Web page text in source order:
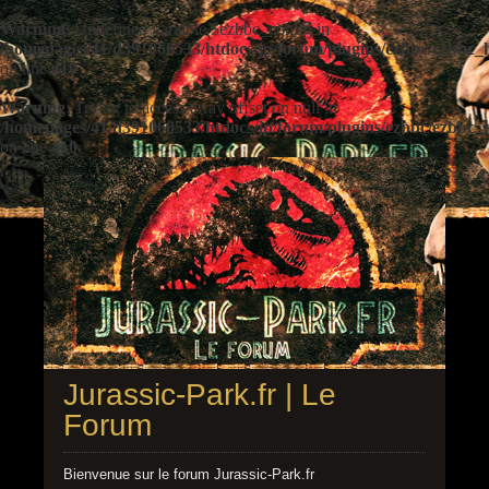
Warning: Undefined variable $ezbbc_config in
/homepages/41/d391060533/htdocs/jp/forum/plugins/ezbbc/
on line410
Warning: Trying to access array offset on null in
/homepages/41/d391060533/htdocs/jp/forum/plugins/ezbbc/
on line410
Jurassic-Park.fr | Le
Forum
Bienvenue sur le forum Jurassic-Park.fr